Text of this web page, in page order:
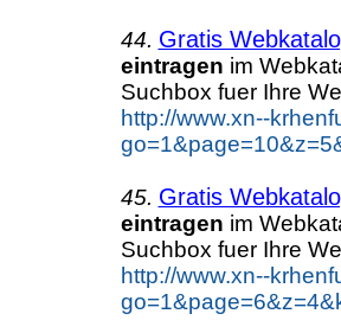
44. Gratis
eintragen im
Suchbox fuer Ihre
http://www.xn--
45. Gratis
eintragen im
Suchbox fuer Ihre
http://www.xn--